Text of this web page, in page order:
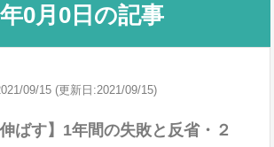
0月0日の記事
09/15 (更新日:2021/09/15)
伸ばす】1年間の失敗と反省・２